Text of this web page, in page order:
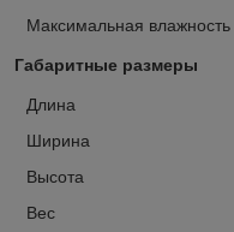
Максимальная влажность
Габаритные размеры
Длина
Ширина
Высота
Вес